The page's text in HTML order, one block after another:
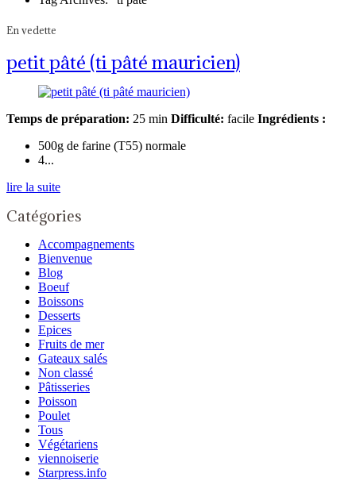
En vedette
petit pâté (ti pâté mauricien)
Temps de préparation: 25 min Difficulté: facile Ingrédients :
500g de farine (T55) normale
4...
lire la suite
Catégories
Accompagnements
Bienvenue
Blog
Boeuf
Boissons
Desserts
Epices
Fruits de mer
Gateaux salés
Non classé
Pâtisseries
Poisson
Poulet
Tous
Végétariens
viennoiserie
Starpress.info